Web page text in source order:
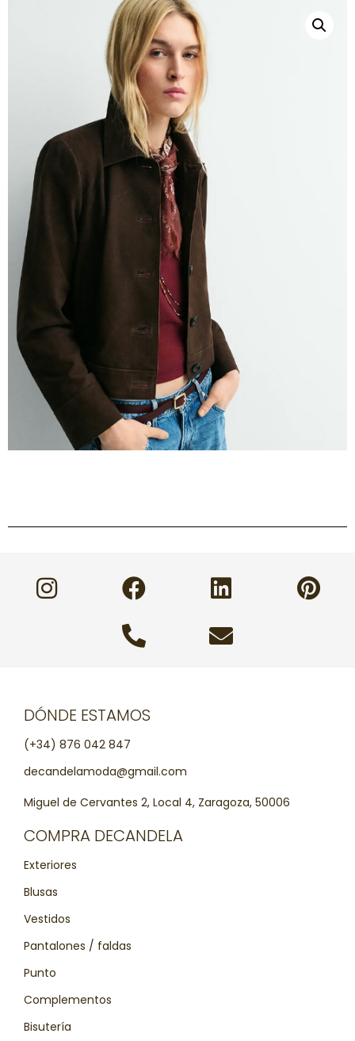
DÓNDE ESTAMOS
(+34) 876 042 847
decandelamoda@gmail.com
Miguel de Cervantes 2, Local 4, Zaragoza, 50006
COMPRA DECANDELA
Exteriores
Blusas
Vestidos
Pantalones / faldas
Punto
Complementos
Bisutería